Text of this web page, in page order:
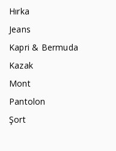
Hırka
Jeans
Kapri & Bermuda
Kazak
Mont
Pantolon
Şort